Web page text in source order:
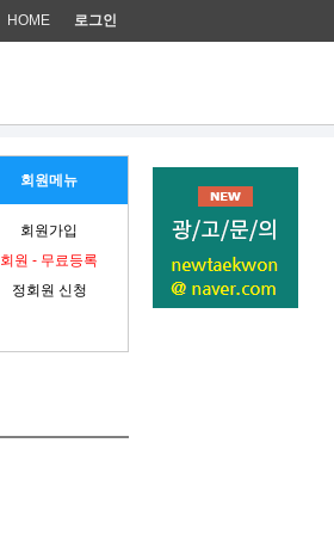
로그인
HOME
회원메뉴
회원가입
회원 - 무료등록
정회원 신청